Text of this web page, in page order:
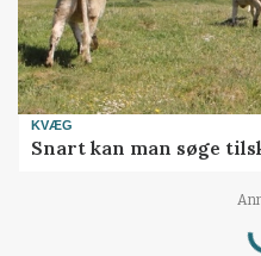
KVÆG
Snart kan man søge